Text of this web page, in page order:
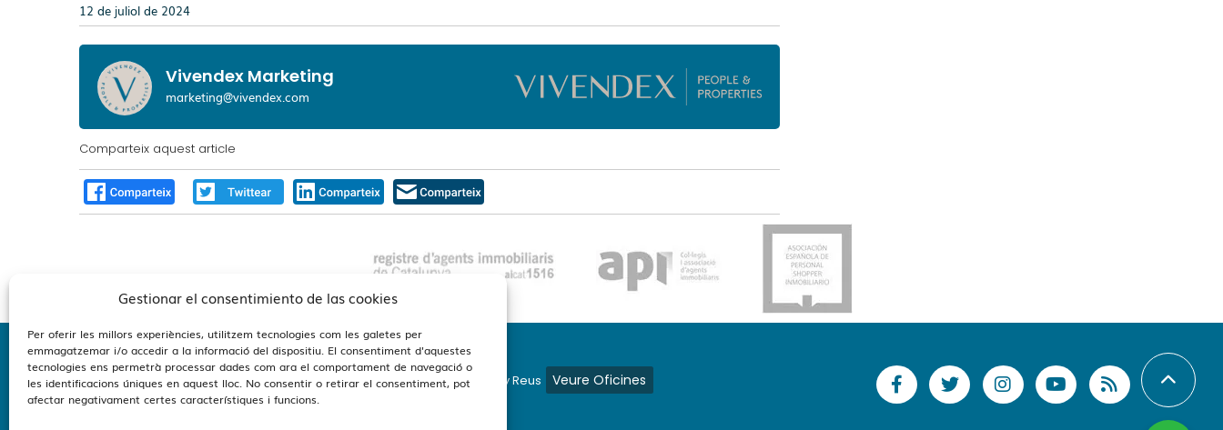
Gestionar el consentimiento de las cookies
Per oferir les millors experiències, utilitzem tecnologies com les galetes per
emmagatzemar i/o accedir a la informació del dispositiu. El consentiment d'aquestes
tecnologies ens permetrà processar dades com ara el comportament de navegació o
les identificacions úniques en aquest lloc. No consentir o retirar el consentiment, pot
afectar negativament certes característiques i funcions.
12 de juliol de 2024
Vivendex Marketing
marketing@vivendex.com
Comparteix aquest article
Estamos en Barcelona y Reus Veure Oficines